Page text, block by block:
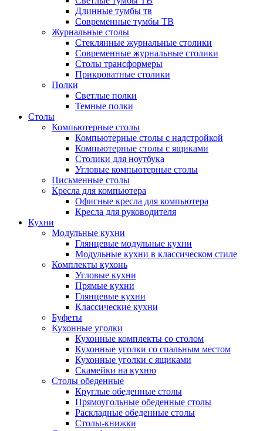
Длинные тумбы тв
Современные тумбы ТВ
Журнальные столы
Стеклянные журнальные столики
Современные журнальные столики
Столы трансформеры
Прикроватные столики
Полки
Светлые полки
Темные полки
Столы
Компьютерные столы
Компьютерные столы с надстройкой
Компьютерные столы с ящиками
Столики для ноутбука
Угловые компьютерные столы
Письменные столы
Кресла для компьютера
Офисные кресла для компьютера
Кресла для руководителя
Кухни
Модульные кухни
Глянцевые модульные кухни
Модульные кухни в классическом стиле
Комплекты кухонь
Угловые кухни
Прямые кухни
Глянцевые кухни
Классические кухни
Буфеты
Кухонные уголки
Кухонные комплекты со столом
Кухонные уголки со спальным местом
Кухонные уголки с ящиками
Скамейки на кухню
Столы обеденные
Круглые обеденные столы
Прямоугольные обеденные столы
Раскладные обеденные столы
Столы-книжки